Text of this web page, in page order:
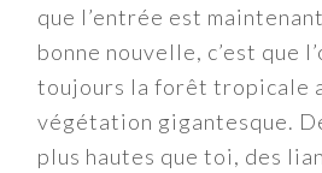
que l’entrée est
bonne nouvelle, c’est que
toujours la forêt tropicale
végétation gigantesque.
plus hautes que toi, des